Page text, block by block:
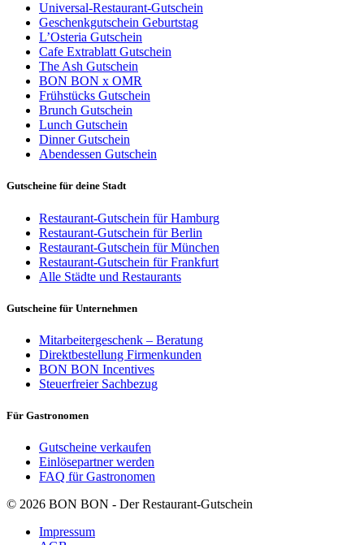
Universal-Restaurant-Gutschein
Geschenkgutschein Geburtstag
L’Osteria Gutschein
Cafe Extrablatt Gutschein
The Ash Gutschein
BON BON x OMR
Frühstücks Gutschein
Brunch Gutschein
Lunch Gutschein
Dinner Gutschein
Abendessen Gutschein
Gutscheine für deine Stadt
Restaurant-Gutschein für Hamburg
Restaurant-Gutschein für Berlin
Restaurant-Gutschein für München
Restaurant-Gutschein für Frankfurt
Alle Städte und Restaurants
Gutscheine für Unternehmen
Mitarbeitergeschenk – Beratung
Direktbestellung Firmenkunden
BON BON Incentives
Steuerfreier Sachbezug
Für Gastronomen
Gutscheine verkaufen
Einlösepartner werden
FAQ für Gastronomen
© 2026 BON BON - Der Restaurant-Gutschein
Impressum